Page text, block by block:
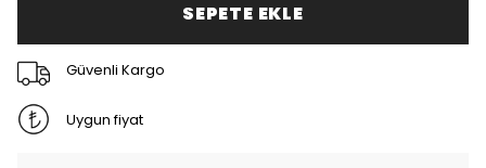
SEPETE EKLE
Güvenli Kargo
Uygun fiyat